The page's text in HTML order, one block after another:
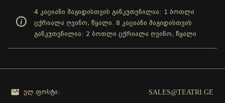
4 კაციანი მაგიდისთვის განკუთვნილია: 1 ბოთლი
ცქრიალა ღვინო, წყალი. 8 კაციანი მაგიდისთვის
განკუთვნილია: 2 ბოთლი ცქრიალა ღვინო, წყალი
ელ.ფოსტა: SALES@TEATRI.GE